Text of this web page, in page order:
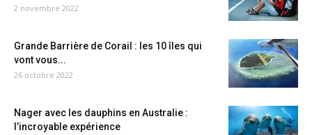
2 novembre 2022
Grande Barrière de Corail : les 10 îles qui
vont vous...
26 octobre 2022
Nager avec les dauphins en Australie :
l’incroyable expérience